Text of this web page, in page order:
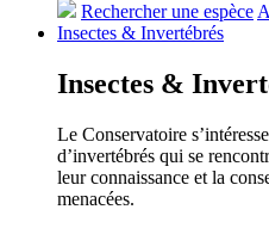
Rechercher une espèce
Insectes & Invertébrés
Insectes &
Le Conservatoire
d’invertébrés qui se
leur connaissance et la
menacées.